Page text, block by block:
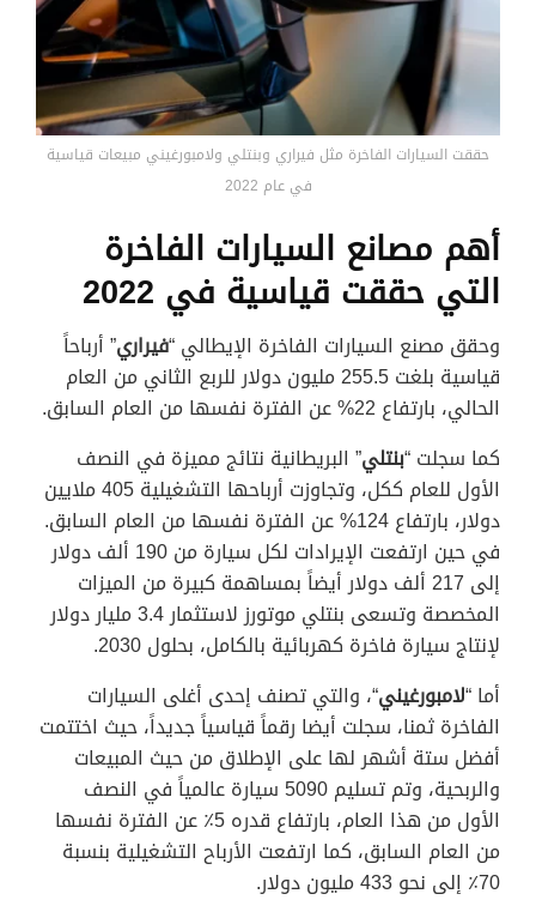
حققت السيارات الفاخرة مثل فيراري وبنتلي ولامبورغيني مبيعات قياسية
في عام 2022
أهم مصانع السيارات الفاخرة
التي حققت قياسية في 2022
وحقق مصنع السيارات الفاخرة الإيطالي “فيراري” أرباحاً
قياسية بلغت 255.5 مليون دولار للربع الثاني من العام
الحالي، بارتفاع 22% عن الفترة نفسها من العام السابق.
كما سجلت “بنتلي” البريطانية نتائج مميزة في النصف
الأول للعام ككل، وتجاوزت أرباحها التشغيلية 405 ملايين
دولار، بارتفاع 124% عن الفترة نفسها من العام السابق.
في حين ارتفعت الإيرادات لكل سيارة من 190 ألف دولار
إلى 217 ألف دولار أيضاً بمساهمة كبيرة من الميزات
المخصصة وتسعى بنتلي موتورز لاستثمار 3.4 مليار دولار
لإنتاج سيارة فاخرة كهربائية بالكامل، بحلول 2030.
أما “لامبورغيني“، والتي تصنف إحدى أغلى السيارات
الفاخرة ثمنا، سجلت أيضا رقماً قياسياً جديداً، حيث اختتمت
أفضل ستة أشهر لها على الإطلاق من حيث المبيعات
والربحية، وتم تسليم 5090 سيارة عالمياً في النصف
الأول من هذا العام، بارتفاع قدره 5٪ عن الفترة نفسها
من العام السابق، كما ارتفعت الأرباح التشغيلية بنسبة
70٪ إلى نحو 433 مليون دولار.